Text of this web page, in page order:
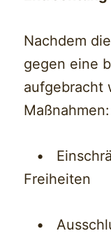
Nachdem
gegen eine
aufgebracht
Maßnahmen:
•
Freiheiten
•